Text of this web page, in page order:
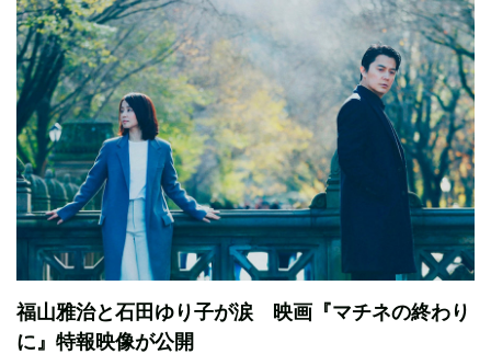
福山雅治と石田ゆり子が涙 映画『マチネの終わり
に』特報映像が公開